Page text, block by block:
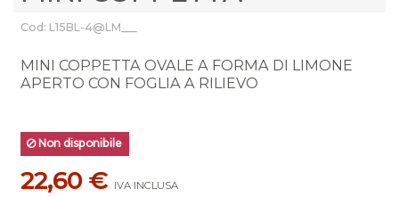
Cod: L15BL-4@LM___
MINI COPPETTA OVALE A FORMA DI LIMONE
APERTO CON FOGLIA A RILIEVO
Non disponibile
22,60 € IVA INCLUSA